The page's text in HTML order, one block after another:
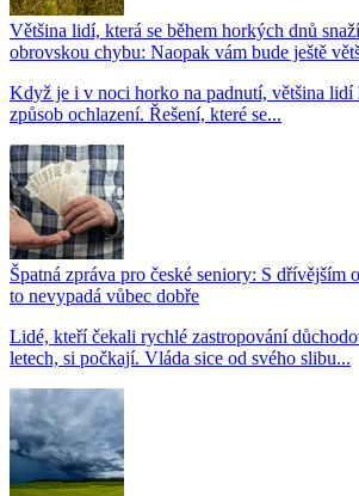
Většina lidí, která se během horkých dnů
obrovskou chybu: Naopak vám bude ještě
Když je i v noci horko na padnutí, většina lidí
způsob ochlazení. Řešení, které se...
Špatná zpráva pro české seniory: S dřívějším
to nevypadá vůbec dobře
Lidé, kteří čekali rychlé zastropování
letech, si počkají. Vláda sice od svého slibu...